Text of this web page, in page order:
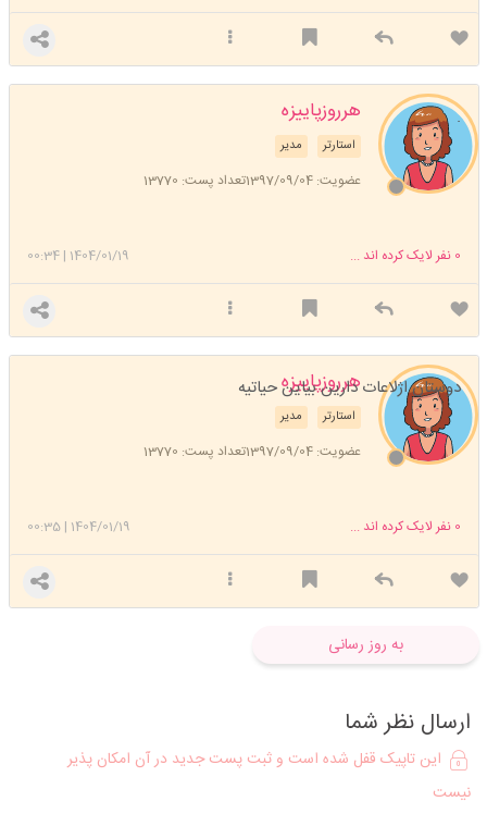
هرروزپاییزه
مدیر استارتر
عضویت: 1397/09/04 تعداد پست: 13770
.
1404/01/19
|
00:34 0 نفر لایک کرده اند ...
هرروزپاییزه
مدیر استارتر
عضویت: 1397/09/04 تعداد پست: 13770
دوستان اژلاعات دارین بیاین حیاتیه
1404/01/19
|
00:35 0 نفر لایک کرده اند ...
به روز رسانی
ارسال نظر شما
این تاپیک قفل شده است و ثبت پست جدید در آن امکان پذیر
نیست